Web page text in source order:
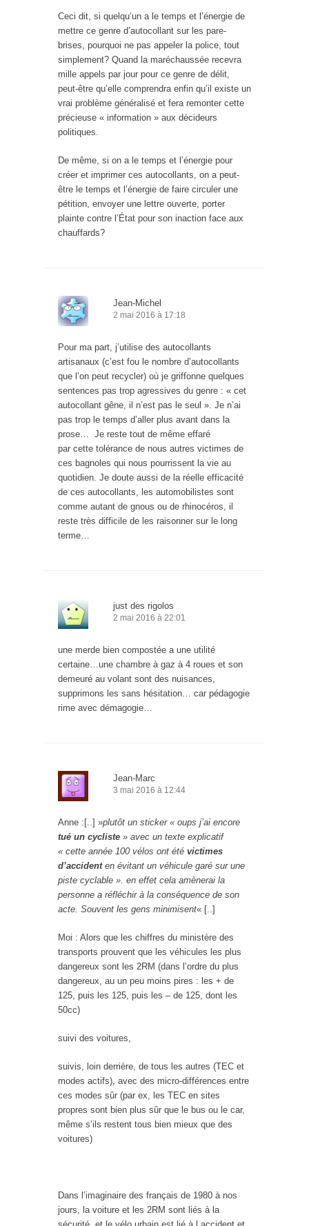
Ceci dit, si quelqu’un a le temps et l’énergie de
mettre ce genre d’autocollant sur les pare-
brises, pourquoi ne pas appeler la police, tout
simplement? Quand la maréchaussée recevra
mille appels par jour pour ce genre de délit,
peut-être qu’elle comprendra enfin qu’il existe un
vrai problème généralisé et fera remonter cette
précieuse « information » aux décideurs
politiques.
De même, si on a le temps et l’énergie pour
créer et imprimer ces autocollants, on a peut-
être le temps et l’énergie de faire circuler une
pétition, envoyer une lettre ouverte, porter
plainte contre l’État pour son inaction face aux
chauffards?
Jean-Michel
2 mai 2016 à 17:18
Pour ma part, j’utilise des autocollants
artisanaux (c’est fou le nombre d’autocollants
que l’on peut recycler) où je griffonne quelques
sentences pas trop agressives du genre : « cet
autocollant gêne, il n’est pas le seul ». Je n’ai
pas trop le temps d’aller plus avant dans la
prose… Je reste tout de même effaré
par cette tolérance de nous autres victimes de
ces bagnoles qui nous pourrissent la vie au
quotidien. Je doute aussi de la réelle efficacité
de ces autocollants, les automobilistes sont
comme autant de gnous ou de rhinocéros, il
reste très difficile de les raisonner sur le long
terme…
just des rigolos
2 mai 2016 à 22:01
une merde bien compostée a une utilité
certaine…une chambre à gaz à 4 roues et son
demeuré au volant sont des nuisances,
supprimons les sans hésitation… car pédagogie
rime avec démagogie…
Jean-Marc
3 mai 2016 à 12:44
Anne :[..] »plutôt un sticker « oups j’ai encore
tué un cycliste » avec un texte explicatif
« cette année 100 vélos ont été victimes
d’accidenten évitant un véhicule garé sur une
piste cyclable ». en effet cela amènerai la
personne a réfléchir à la conséquence de son
acte. Souvent les gens minimisent« [..]
Moi : Alors que les chiffres du ministère des
transports prouvent que les véhicules les plus
dangereux sont les 2RM (dans l’ordre du plus
dangereux, au un peu moins pires : les + de
125, puis les 125, puis les – de 125, dont les
50cc)
suivi des voitures,
suivis, loin derrière, de tous les autres (TEC et
modes actifs), avec des micro-différences entre
ces modes sûr (par ex, les TEC en sites
propres sont bien plus sûr que le bus ou le car,
même s’ils restent tous bien mieux que des
voitures)
Dans l’imaginaire des français de 1980 à nos
jours, la voiture et les 2RM sont liés à la